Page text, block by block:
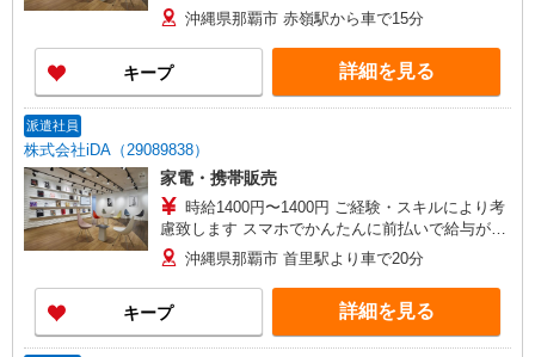
け取れます（※上限、条件あり） 車通勤の場合、
規定によりガソリン代支給（駐車場あり）
沖縄県那覇市 赤嶺駅から車で15分
キープ 詳細を見る
派遣社員
株式会社iDA（29089838）
家電・携帯販売
時給1400円〜1400円 ご経験・スキルにより考
慮致します スマホでかんたんに前払いで給与が受
け取れます（※上限、条件あり） 公共交通機関
（上限定期代支給） ※車通勤の場合ガソリ
ン代支給（駐車場は自己負担となります）
沖縄県那覇市 首里駅より車で20分
キープ 詳細を見る